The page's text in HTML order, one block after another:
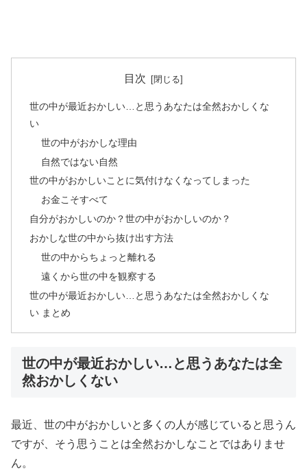
目次
世の中が最近おかしい…と思うあなたは全然おかしくな
い
世の中がおかしな理由
自然ではない自然
世の中がおかしいことに気付けなくなってしまった
お金こそすべて
自分がおかしいのか？世の中がおかしいのか？
おかしな世の中から抜け出す方法
世の中からちょっと離れる
遠くから世の中を観察する
世の中が最近おかしい…と思うあなたは全然おかしくな
い まとめ
世の中が最近おかしい…と思うあなたは全
然おかしくない
最近、世の中がおかしいと多くの人が感じていると思うん
ですが、そう思うことは全然おかしなことではありませ
ん。